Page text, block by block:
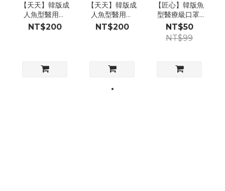
【天天】韓版成
人魚型醫用口
罩,自然V系列,
NT$200
【天天】韓版成
人魚型醫用口
罩,自然V系列,
NT$200
【匠心】韓版魚
型醫療級口罩-
漸層系列 (適合
一般成人) 20
入/盒
NT$50
NT$99